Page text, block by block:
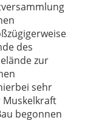
des
zur
sehr
Muskelkraft
begonnen